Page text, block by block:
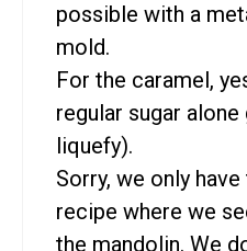
possible with a
mold.
For the caramel,
regular sugar alone
liquefy).
Sorry, we only
recipe where we
the mandolin. We